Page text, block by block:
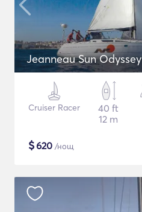
Jeanneau Sun Odyssey
Cruiser Racer
40 ft
12 m
$620 /нощ